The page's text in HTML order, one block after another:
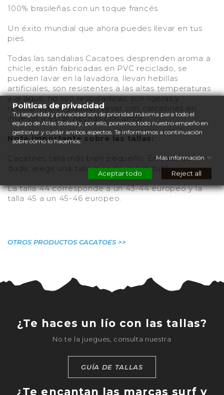
100% brasileñas con un toque francés.
Un éxito mundial que ahora puedes llevar en tus
pies.
Todas las sandalias Cacatoes desprenden aroma a
chicle, están fabricadas en PVC reciclado, se
pueden lavar en la lavadora, llevan hebillas
artificiales, son resistentes a las altas temperaturas
y al agua, no son resbaladizas, son ligeras y
resistentes, se pueden llevar con calcetines en
invierno y están hechas con amor.
Nota importante sobre las tallas:
Cacatoes talla más bien pequeño: En caso de
duda, elegir una talla más de lo habitual.
La talla 44 corresponde a un 43-44 europeo y la
talla 45 a un 45-46 europeo.
OTROS PRODUCTOS CACATOES >>
¿Te haces un lío con las tallas?
No te la juegues, consulta nuestra
GUÍA DE TALLAS
¿Te encantan las marcas surf y
Políticas de privacidad
Tu seguridad y privacidad son de prioridad máxima para todo el
equipo de Atlas Stoked y, por ello, ponemos todo nuestro empeño en
gestionar y cuidar ambos aspectos. Te informamos a continuación
sobre cómo lo hacemos:
Más información
Aceptar todo Reject all